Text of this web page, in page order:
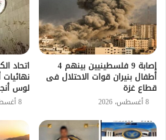
إصابة 9 فلسطينيين بينهم 4
أطفال بنيران قوات الاحتلال فى
قطاع غزة
8 أغسطس، 2026
اتحاد
نهائيات
لوس
8 أغسطس، 2026